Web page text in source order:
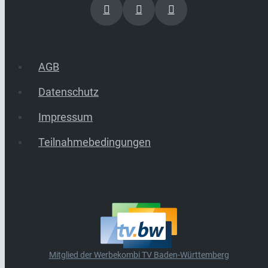
AGB
Datenschutz
Impressum
Teilnahmebedingungen
Mitglied der Werbekombi TV Baden-Württemberg